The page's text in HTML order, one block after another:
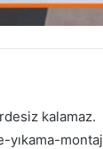
kalamaz.
yıkama-montaj